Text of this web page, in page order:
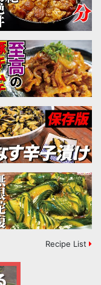
Recipe List